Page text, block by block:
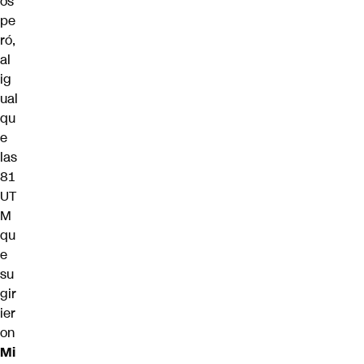
pe
ró,
al
ig
ual
qu
e
las
81
UT
M
qu
e
su
gir
ier
on
Mi